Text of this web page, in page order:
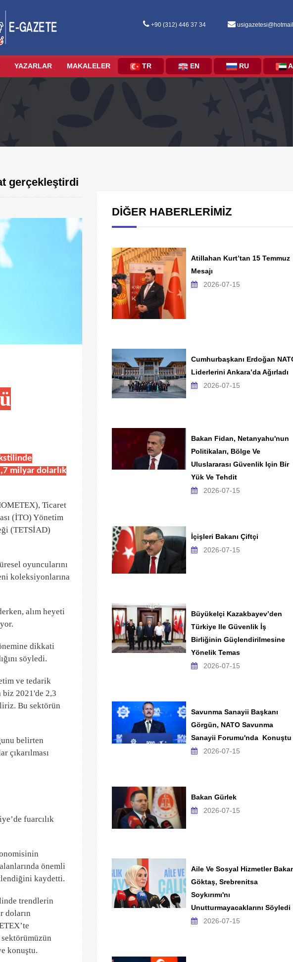
+90 (312) 446 37 34
YAZARLAR MAKALELER TR EN RU
gerçekleştirdi
milyar dolarlık
Ticaret
(İTO) Yönetim
(TETSİAD)
oyuncularını
koleksiyonlarına
alım heyeti
dikkati
söyledi.
ve tedarik
biz 2021'de 2,3
Bu sektörün
belirten
çıkarılması
fuarcılık
önemli
kaydetti.
trendlerin
doların
konuştu.
DİĞER HABERLERİMİZ
Atillahan Kurt’tan 15 Temmuz
Mesajı
2026-07-15
Cumhurbaşkanı Erdoğan
Liderlerini Ankara’da Ağırladı
2026-07-15
Bakan Fidan, Netanyahu'nun
Politikaları, Bölge Ve
Uluslararası Güvenlik Için Bir
Yük Ve Tehdit
2026-07-15
İçişleri Bakanı Çiftçi
2026-07-15
Büyükelçi Kazakbayev’den
Türkiye Ile Güvenlik İş
Birliğinin Güçlendirilmesine
Yönelik Temas
2026-07-15
Savunma Sanayii Başkanı
Görgün, NATO Savunma
Sanayii Forumu'nda Konuştu
2026-07-15
Bakan Gürlek
2026-07-15
Aile Ve Sosyal Hizmetler
Göktaş, Srebrenitsa
Soykırımı'nı
Unutturmayacaklarını Söyledi
2026-07-15